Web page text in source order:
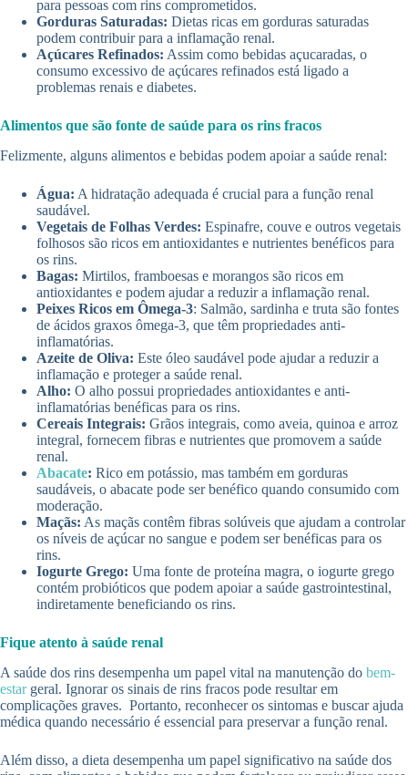
para pessoas com rins comprometidos.
Gorduras Saturadas: Dietas ricas em gorduras saturadas
podem contribuir para a inflamação renal.
Açúcares Refinados: Assim como bebidas açucaradas, o
consumo excessivo de açúcares refinados está ligado a
problemas renais e diabetes.
Alimentos que são fonte de saúde para os rins fracos
Felizmente, alguns alimentos e bebidas podem apoiar a saúde renal:
Água: A hidratação adequada é crucial para a função renal
saudável.
Vegetais de Folhas Verdes: Espinafre, couve e outros vegetais
folhosos são ricos em antioxidantes e nutrientes benéficos para
os rins.
Bagas: Mirtilos, framboesas e morangos são ricos em
antioxidantes e podem ajudar a reduzir a inflamação renal.
Peixes Ricos em Ômega-3: Salmão, sardinha e truta são fontes
de ácidos graxos ômega-3, que têm propriedades anti-
inflamatórias.
Azeite de Oliva: Este óleo saudável pode ajudar a reduzir a
inflamação e proteger a saúde renal.
Alho: O alho possui propriedades antioxidantes e anti-
inflamatórias benéficas para os rins.
Cereais Integrais: Grãos integrais, como aveia, quinoa e arroz
integral, fornecem fibras e nutrientes que promovem a saúde
renal.
Abacate: Rico em potássio, mas também em gorduras
saudáveis, o abacate pode ser benéfico quando consumido com
moderação.
Maçãs: As maçãs contêm fibras solúveis que ajudam a controlar
os níveis de açúcar no sangue e podem ser benéficas para os
rins.
Iogurte Grego: Uma fonte de proteína magra, o iogurte grego
contém probióticos que podem apoiar a saúde gastrointestinal,
indiretamente beneficiando os rins.
Fique atento à saúde renal
A saúde dos rins desempenha um papel vital na manutenção do bem-
estargeral. Ignorar os sinais de rins fracos pode resultar em
complicações graves. Portanto, reconhecer os sintomas e buscar ajuda
médica quando necessário é essencial para preservar a função renal.
Além disso, a dieta desempenha um papel significativo na saúde dos